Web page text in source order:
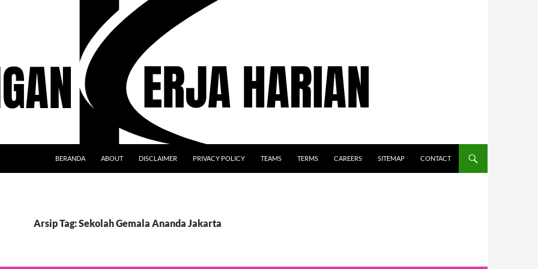
BERANDA ABOUT DISCLAIMER PRIVACY POLICY TEAMS TERMS CAREERS SITEMAP CONTACT
Arsip Tag: Sekolah Gemala Ananda Jakarta